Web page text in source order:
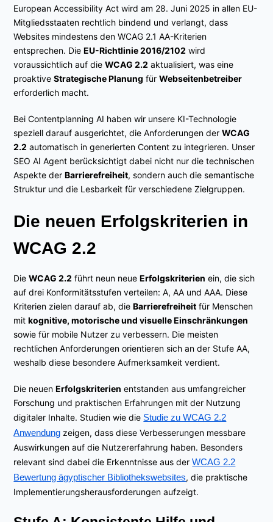
European Accessibility Act wird am 28. Juni 2025 in allen EU-
Mitgliedsstaaten rechtlich bindend und verlangt, dass
Websites mindestens den WCAG 2.1 AA-Kriterien
entsprechen. DieEU-Richtlinie 2016/2102 wird
voraussichtlich auf dieWCAG 2.2 aktualisiert, was eine
proaktiveStrategische Planung fürWebseitenbetreiber
erforderlich macht.
Bei Contentplanning AI haben wir unsere KI-Technologie
speziell darauf ausgerichtet, die Anforderungen derWCAG
2.2 automatisch in generierten Content zu integrieren. Unser
SEO AI Agent berücksichtigt dabei nicht nur die technischen
Aspekte derBarrierefreiheit, sondern auch die semantische
Struktur und die Lesbarkeit für verschiedene Zielgruppen.
Die neuen Erfolgskriterien in
WCAG 2.2
DieWCAG 2.2 führt neun neueErfolgskriterien ein, die sich
auf drei Konformitätsstufen verteilen: A, AA und AAA. Diese
Kriterien zielen darauf ab, dieBarrierefreiheit für Menschen
mitkognitive, motorische und visuelle Einschränkungen
sowie für mobile Nutzer zu verbessern. Die meisten
rechtlichen Anforderungen orientieren sich an der Stufe AA,
weshalb diese besondere Aufmerksamkeit verdient.
Die neuenErfolgskriterien entstanden aus umfangreicher
Forschung und praktischen Erfahrungen mit der Nutzung
digitaler Inhalte. Studien wie die Studie zu WCAG 2.2
Anwendung zeigen, dass diese Verbesserungen messbare
Auswirkungen auf die Nutzererfahrung haben. Besonders
relevant sind dabei die Erkenntnisse aus derWCAG 2.2
Bewertung ägyptischer Bibliothekswebsites, die praktische
Implementierungsherausforderungen aufzeigt.